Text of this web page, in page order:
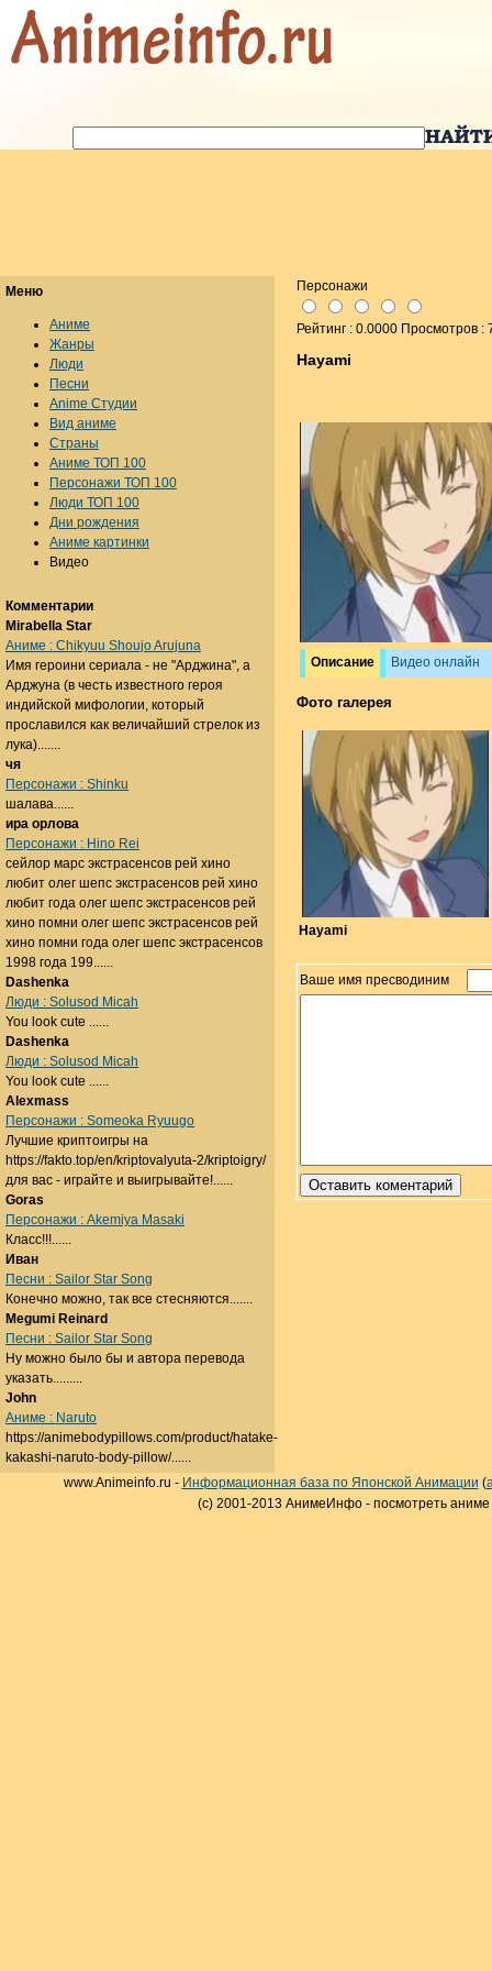
Персонажи
Рейтинг : 0.0000 Просмотров :
Hayami
Описание Видео онлайн
Фото галерея
Hayami
Ваше имя пресводиним
Меню
Аниме
Жанры
Люди
Песни
Anime Студии
Вид аниме
Страны
Аниме ТОП 100
Персонажи ТОП 100
Люди ТОП 100
Дни рождения
Аниме картинки
Видео
Комментарии
Mirabella Star
Аниме : Chikyuu Shoujo Arujuna
Имя героини сериала - не "Арджина", а
Арджуна (в честь известного героя
индийской мифологии, который
прославился как величайший стрелок из
лука).......
чя
Персонажи : Shinku
шалава......
ира орлова
Персонажи : Hino Rei
сейлор марс экстрасенсов рей хино
любит олег шепс экстрасенсов рей хино
любит года олег шепс экстрасенсов рей
хино помни олег шепс экстрасенсов рей
хино помни года олег шепс экстрасенсов
1998 года 199......
Dashenka
Люди : Solusod Micah
You look cute ......
Dashenka
Люди : Solusod Micah
You look cute ......
Alexmass
Персонажи : Someoka Ryuugo
Лучшие криптоигры на
https://fakto.top/en/kriptovalyuta-2/kriptoigry/
для вас - играйте и выигрывайте!......
Goras
Персонажи : Akemiya Masaki
Класс!!!......
Иван
Песни : Sailor Star Song
Конечно можно, так все стесняются.......
Megumi Reinard
Песни : Sailor Star Song
Ну можно было бы и автора перевода
указать.........
John
Аниме : Naruto
https://animebodypillows.com/product/hatake-
kakashi-naruto-body-pillow/......
www.Animeinfo.ru - Информационная база по Японской Анимации (
(c) 2001-2013 АнимеИнфо - посмотреть аниме